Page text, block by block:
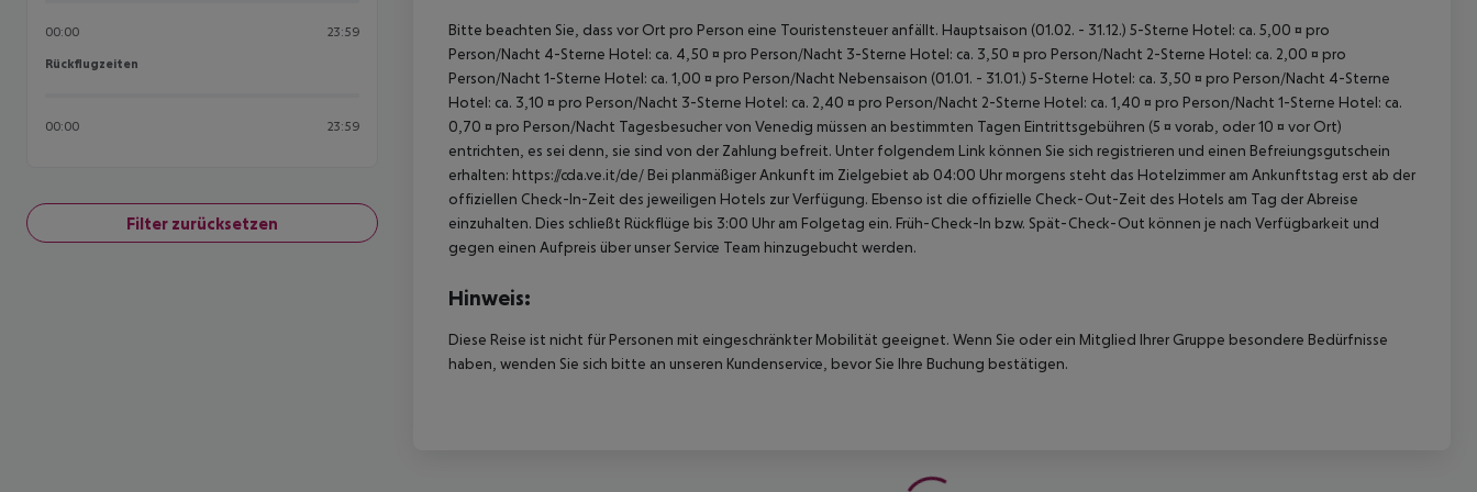
00:00 23:59
Rückflugzeiten
Rückflugzeiten
00:00 23:59
Filter zurücksetzen
Bitte beachten Sie, dass vor Ort pro Person eine Touristensteuer anfällt. Hauptsaison (01.02. - 31.12.) 5-Sterne Hotel: ca. 5,00 ¤ pro
Person/Nacht 4-Sterne Hotel: ca. 4,50 ¤ pro Person/Nacht 3-Sterne Hotel: ca. 3,50 ¤ pro Person/Nacht 2-Sterne Hotel: ca. 2,00 ¤ pro
Person/Nacht 1-Sterne Hotel: ca. 1,00 ¤ pro Person/Nacht Nebensaison (01.01. - 31.01.) 5-Sterne Hotel: ca. 3,50 ¤ pro Person/Nacht 4-Sterne
Hotel: ca. 3,10 ¤ pro Person/Nacht 3-Sterne Hotel: ca. 2,40 ¤ pro Person/Nacht 2-Sterne Hotel: ca. 1,40 ¤ pro Person/Nacht 1-Sterne Hotel: ca.
0,70 ¤ pro Person/Nacht Tagesbesucher von Venedig müssen an bestimmten Tagen Eintrittsgebühren (5 ¤ vorab, oder 10 ¤ vor Ort)
entrichten, es sei denn, sie sind von der Zahlung befreit. Unter folgendem Link können Sie sich registrieren und einen Befreiungsgutschein
erhalten: https://cda.ve.it/de/ Bei planmäßiger Ankunft im Zielgebiet ab 04:00 Uhr morgens steht das Hotelzimmer am Ankunftstag erst ab der
offiziellen Check-In-Zeit des jeweiligen Hotels zur Verfügung. Ebenso ist die offizielle Check-Out-Zeit des Hotels am Tag der Abreise
einzuhalten. Dies schließt Rückflüge bis 3:00 Uhr am Folgetag ein. Früh-Check-In bzw. Spät-Check-Out können je nach Verfügbarkeit und
gegen einen Aufpreis über unser Service Team hinzugebucht werden.
Hinweis:
Diese Reise ist nicht für Personen mit eingeschränkter Mobilität geeignet. Wenn Sie oder ein Mitglied Ihrer Gruppe besondere Bedürfnisse
haben, wenden Sie sich bitte an unseren Kundenservice, bevor Sie Ihre Buchung bestätigen.